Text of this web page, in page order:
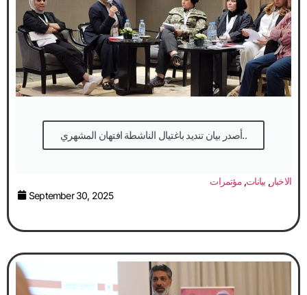
أصدر بيان تنديد باغتيال الناشطة افتهان المشهري..
الاخبار, بيانات,مؤتمرات
September 30, 2025